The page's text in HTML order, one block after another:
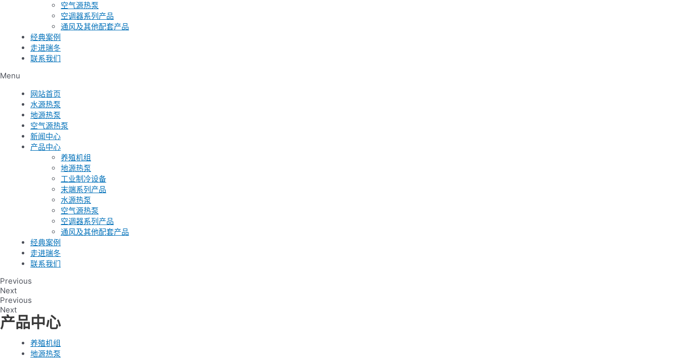
空气源热泵
空调器系列产品
通风及其他配套产品
经典案例
走进瑞冬
联系我们
Menu
网站首页
水源热泵
地源热泵
空气源热泵
新闻中心
产品中心
养殖机组
地源热泵
工业制冷设备
末端系列产品
水源热泵
空气源热泵
空调器系列产品
通风及其他配套产品
经典案例
走进瑞冬
联系我们
Previous
Next
Previous
Next
产品中心
养殖机组
地源热泵